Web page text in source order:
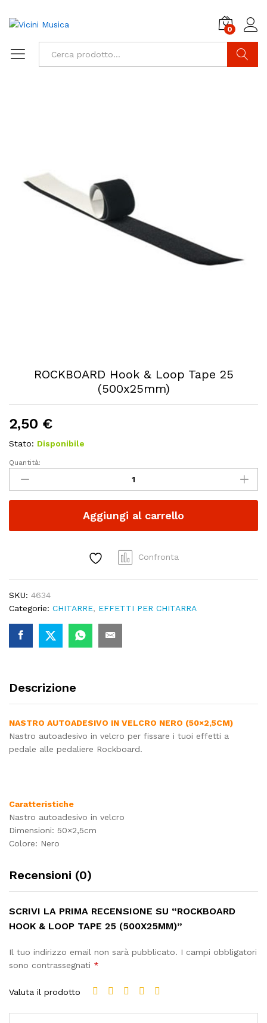
0
ROCKBOARD Hook & Loop Tape 25
(500x25mm)
2,50 €
Stato: Disponibile
ROCKBOARD
Hook
&
Loop
25
Quantità:
Aggiungi al carrello
Confronta
SKU: 4634
Categorie: CHITARRE, EFFETTI PER CHITARRA
Descrizione
NASTRO AUTOADESIVO IN VELCRO NERO (50×2,5CM)
Nastro autoadesivo in velcro per fissare i tuoi effetti a
pedale alle pedaliere Rockboard.
Caratteristiche
Nastro autoadesivo in velcro
Dimensioni: 50×2,5cm
Colore: Nero
Recensioni (0)
SCRIVI LA PRIMA RECENSIONE SU “ROCKBOARD
HOOK & LOOP TAPE 25 (500X25MM)”
Il tuo indirizzo email non sarà pubblicato. I campi obbligatori
sono contrassegnati *
Valuta il prodotto